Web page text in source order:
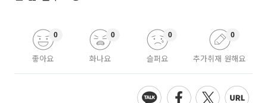
좋아요
0
화나요
0
슬퍼요
0
추가취재 원해요
0